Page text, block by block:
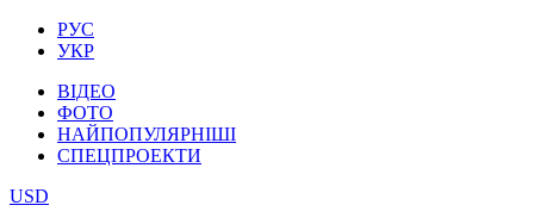
РУС
УКР
ВІДЕО
ФОТО
НАЙПОПУЛЯРНІШІ
СПЕЦПРОЕКТИ
USD